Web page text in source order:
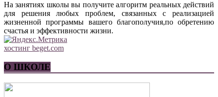
На занятиях школы вы получите алгоритм реальных действий
для решения любых проблем, связанных с реализацией
жизненной программы вашего благополучия,по обретению
счастья и эффективности жизни.
хостинг beget.com
О ШКОЛЕ